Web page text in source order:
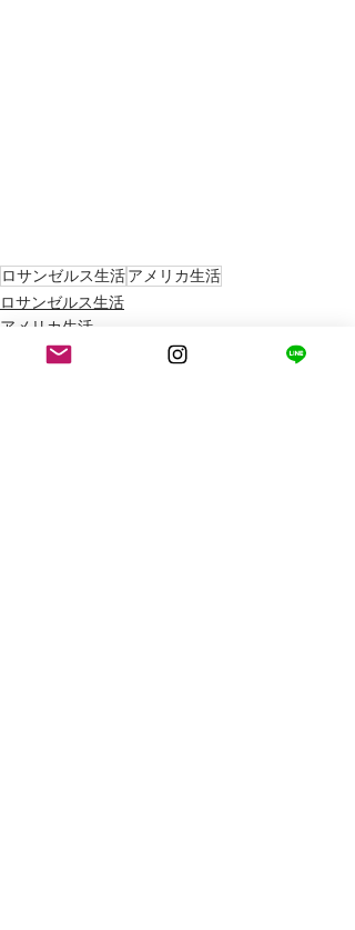
ロサンゼルス生活アメリカ生活
ロサンゼルス生活
アメリカ生活